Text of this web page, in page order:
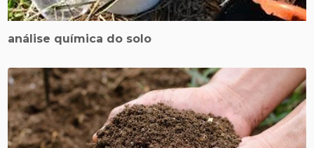
análise química do solo